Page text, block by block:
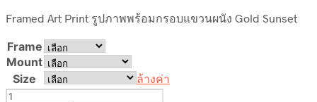
฿590.00
Framed Art Print รูปภาพพร้อมกรอบแขวนผนัง Gold Sunset
Frame
Mount
Size
ล้างค่า
จำนวน